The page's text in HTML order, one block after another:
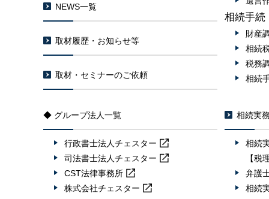
NEWS一覧
取材履歴・お知らせ等
取材・セミナーのご依頼
相続手続
財産
相続
税務
相続
◆ グループ法人一覧
行政書士法人チェスター
司法書士法人チェスター
CST法律事務所
株式会社チェスター
相続実
相続
【税
弁護
相続